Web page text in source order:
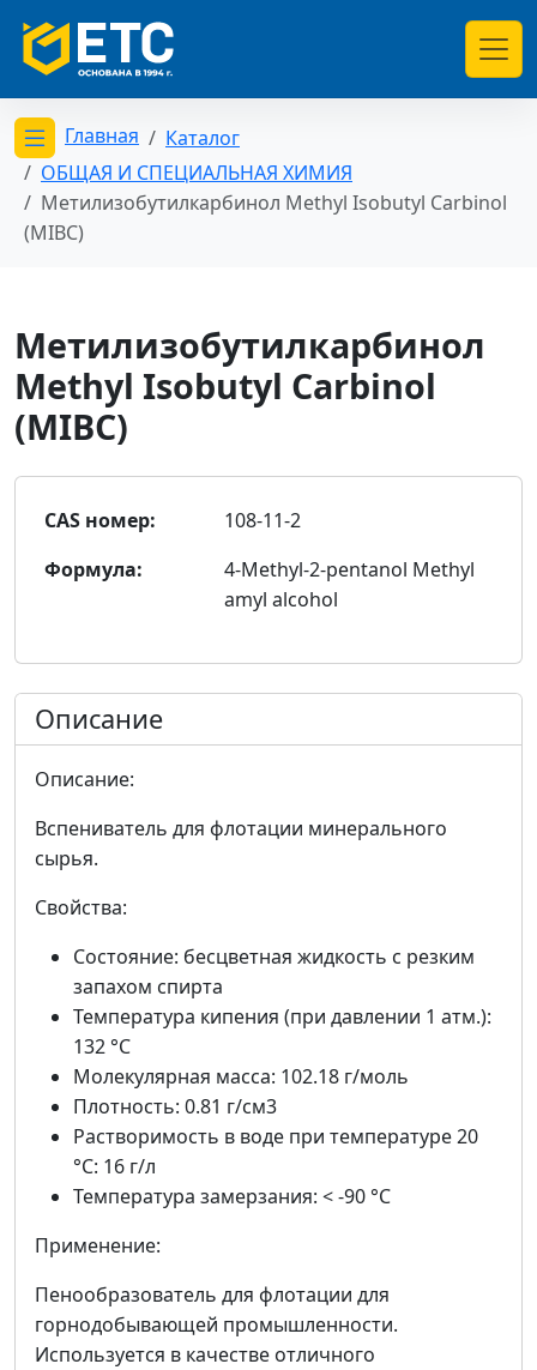
Открыть меню категорий
Главная
Каталог
ОБЩАЯ И СПЕЦИАЛЬНАЯ ХИМИЯ
Метилизобутилкарбинол Methyl Isobutyl Carbinol
(MIBC)
Метилизобутилкарбинол
Methyl Isobutyl Carbinol
(MIBC)
CAS номер:
108-11-2
Формула:
4-Methyl-2-pentanol Methyl
amyl alcohol
Описание
Описание:
Вспениватель для флотации минерального
сырья.
Свойства:
Состояние: бесцветная жидкость с резким
запахом спирта
Температура кипения (при давлении 1 атм.):
132 °C
Молекулярная масса: 102.18 г/моль
Плотность: 0.81 г/см3
Растворимость в воде при температуре 20
°C: 16 г/л
Температура замерзания: < -90 °C
Применение:
Пенообразователь для флотации для
горнодобывающей промышленности.
Используется в качестве отличного